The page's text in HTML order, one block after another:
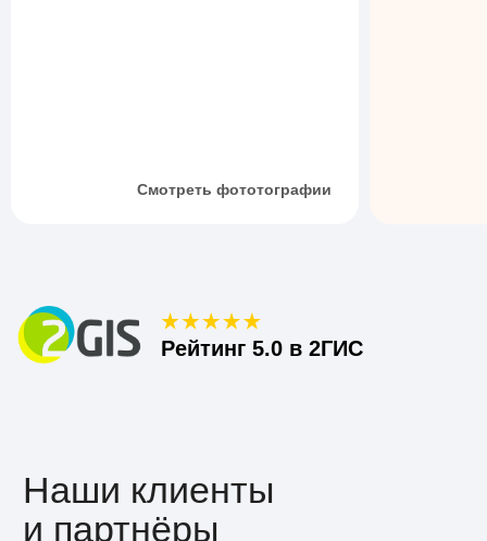
Смотреть фототографии